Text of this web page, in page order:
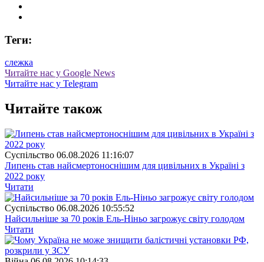
Теги:
слежка
Читайте нас у Google News
Читайте нас у Telegram
Читайте також
Суспiльство 06.08.2026 11:16:07
Липень став найсмертоноснішим для цивільних в Україні з
2022 року
Читати
Суспiльство 06.08.2026 10:55:52
Найсильніше за 70 років Ель-Ніньо загрожує світу голодом
Читати